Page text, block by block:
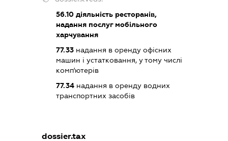
56.10діяльність ресторанів,
надання послуг мобільного
харчування
77.33надання в оренду офісних
машин і устатковання, у тому числі
комп'ютерів
77.34надання в оренду водних
транспортних засобів
dossier.tax